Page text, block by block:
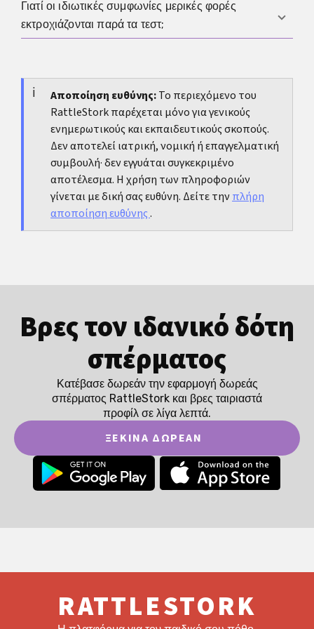
οποιαδήποτε χρήση.
Ρώτα για το βασικό πάνελ, τον χρονισμό, τη λογική
αποδέσμευσης, την τεκμηρίωση και τον χειρισμό
Γιατί οι ιδιωτικές συμφωνίες μερικές φορές
εκτροχιάζονται παρά τα τεστ;
κανόνες, πίεση, έλλειψη επανάληψης και αδύναμη
τεκμηρίωση δημιουργούν ψευδή ασφάλεια και
συγκρούσεις.
Αποποίηση ευθύνης:Το περιεχόμενο του
RattleStork παρέχεται μόνο για γενικούς
ενημερωτικούς και εκπαιδευτικούς σκοπούς.
Δεν αποτελεί ιατρική, νομική ή επαγγελματική
συμβουλή· δεν εγγυάται συγκεκριμένο
αποτέλεσμα. Η χρήση των πληροφοριών
γίνεται με δική σας ευθύνη. Δείτε τηνπλήρη
αποποίηση ευθύνης.
Βρες τον ιδανικό δότη
σπέρματος
Κατέβασε δωρεάν την εφαρμογή δωρεάς
σπέρματος RattleStork και βρες ταιριαστά
προφίλ σε λίγα λεπτά.
ΞΕΚΊΝΑ ΔΩΡΕΆΝ
RATTLESTORK